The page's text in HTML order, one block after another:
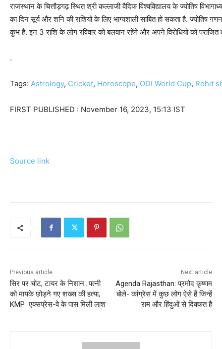
राजस्थान के चित्तौड़गढ़ स्थित श्री कल्लाजी वैदिक विश्वविद्यालय के ज्योतिष
का दिन सूर्य और शनि की राशियों के लिए भाग्यशाली साबित हो सकता है. ज्योतिष
कुंभ है. इन 3 राशि के लोग रविवार को बलवान रहेंगे और अपने विरोधियों को
.
Tags: Astrology, Cricket, Horoscope, ODI World Cup, Rohit
FIRST PUBLISHED : November 16, 2023, 15:13 IST
Source link
Previous article
सिर पर चोट, टायर के निशान…पत्नी
को मायके छोड़ने गए शख्स की हत्या,
KMP एक्सप्रेस-वे के पास मिली लाश
Next article
Agenda Rajasthan: प्रमोद कृष्णम
बोले- कांग्रेस में कुछ लोग ऐसे हैं जिन्हें
राम और हिंदुओं से दिक्कत है